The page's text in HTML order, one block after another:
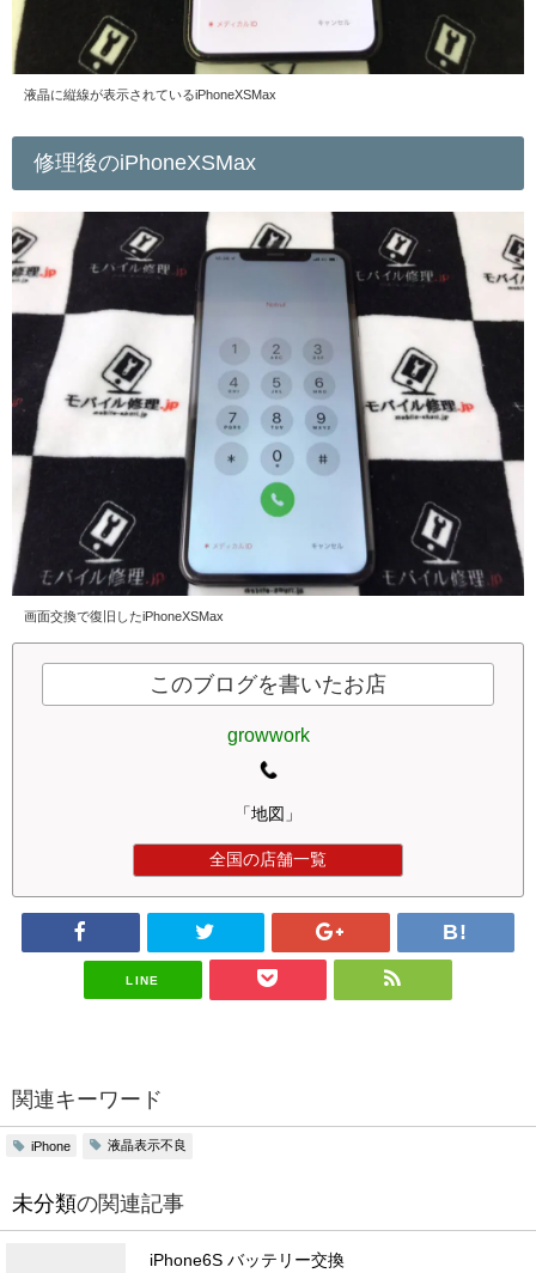
液晶に縦線が表示されているiPhoneXSMax
修理後のiPhoneXSMax
画面交換で復旧したiPhoneXSMax
このブログを書いたお店
growwork
「地図」
全国の店舗一覧
LINE
関連キーワード
iPhone 液晶表示不良
未分類の関連記事
iPhone6S バッテリー交換